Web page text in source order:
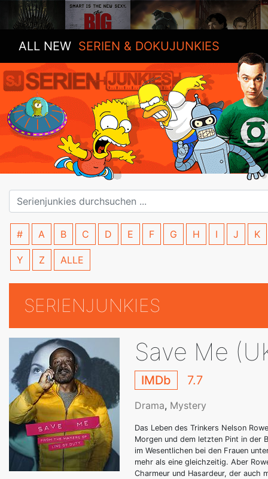
ALL NEW SERIEN & DOKUJUNKIES
# A B C D E F G H I J K
Y Z ALLE
SERIENJUNKIES
Save Me
IMDb 7.7
Drama, Mystery
Das Leben des Trinkers Nelson
Morgen und dem letzten Pint in der
im Wesentlichen bei den Frauen
mehr als eine gleichzeitig. Aber
Charmeur und Hasardeur, der auch